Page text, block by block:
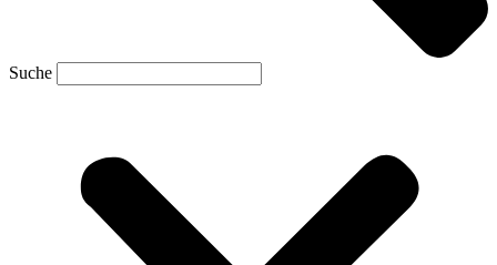
Suche